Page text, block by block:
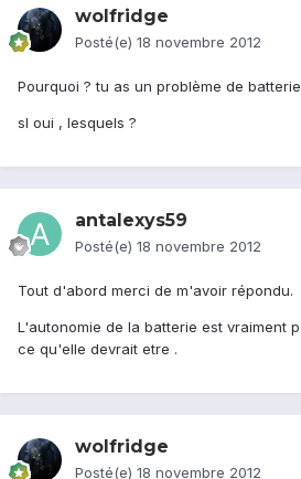
wolfridge
Posté(e) 18 novembre 2012
Pourquoi ? tu as un problème de
sI oui , lesquels ?
antalexys59
Posté(e) 18 novembre 2012
Tout d'abord merci de m'avoir répondu.
L'autonomie de la batterie est vraiment
ce qu'elle devrait etre .
wolfridge
Posté(e) 18 novembre 2012